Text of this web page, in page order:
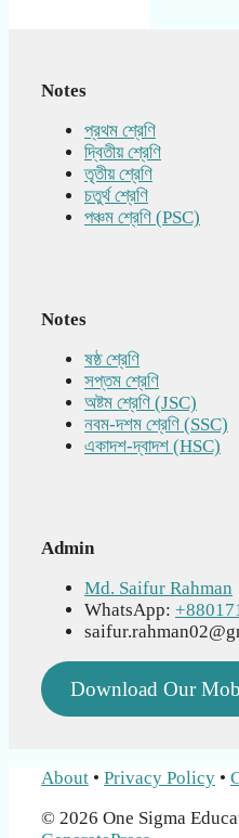
Notes
প্রথম শ্রেণি
দ্বিতীয় শ্রেণি
তৃতীয় শ্রেণি
চতুর্থ শ্রেণি
পঞ্চম শ্রেণি (PSC)
Notes
ষষ্ঠ শ্রেণি
সপ্তম শ্রেণি
অষ্টম শ্রেণি (JSC)
নবম-দশম শ্রেণি (SSC)
একাদশ-দ্বাদশ (HSC)
Admin
Md. Saifur Rahman
WhatsApp:
Download Our
About • Privacy Policy •
© 2026 One Sigma